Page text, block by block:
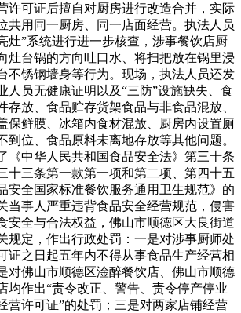
许可证后擅自对厨房进行改造合并，实际
共用同一厨房、同一店面经营。执法人员
灶”系统进行进一步核查，涉事餐饮店厨
灶台锅的方向吐口水、将扫把放在锅里浸
不锈钢墙身等行为。现场，执法人员还发
人员无健康证明以及“三防”设施缺失、食
存放、食品贮存货架食品与非食品混放、
保鲜膜、冰箱内食材混放、厨房内设置厕
到位、食品原料未离地存放等其他问题。
《中华人民共和国食品安全法》第三十条
十三条第一款第一项和第二项、第四十五
安全国家标准餐饮服务通用卫生规范》的
当事人严重违背食品安全经营规范，侵害
安全与合法权益，佛山市顺德区大良街道
规定，作出行政处罚：一是对涉事厨师处
证之日起五年内不得从事食品生产经营相
对佛山市顺德区淦醉餐饮店、佛山市顺德
均作出“责令改正、警告、责令停产停业
营许可证”的处罚；三是对两家店铺经营